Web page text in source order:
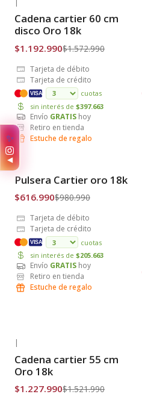
Envío Gratis
Cadena cartier 60 cm
disco Oro 18k
$1.192.990$1.572.990
Tarjeta de débito
Tarjeta de crédito
VISA
cuotas
sin interés de $397.663
Envío GRATIS hoy
Retiro en tienda
Estuche de regalo
Envío Gratis
|
Pulsera Cartier oro 18k
$616.990$980.990
Tarjeta de débito
Tarjeta de crédito
VISA
cuotas
sin interés de $205.663
Envío GRATIS hoy
Retiro en tienda
Estuche de regalo
Envío Gratis
Cadena cartier 55 cm
Oro 18k
$1.227.990$1.521.990
✨
◀